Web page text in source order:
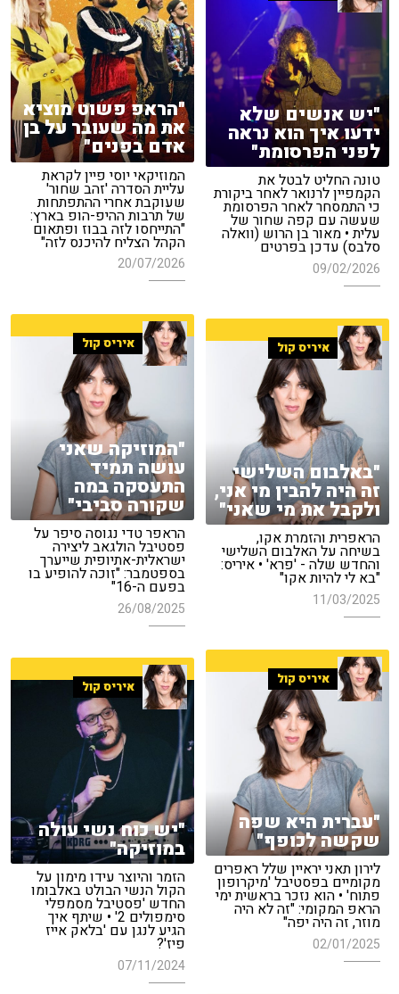
"הראפ פשוט מוציא
את מה שעובר על בן
אדם בפנים"
המוזיקאי יוסי פיין לקראת
עליית הסדרה 'זהב שחור'
שעוקבת אחרי ההתפתחות
של תרבות ההיפ-הופ בארץ:
"התייחסו לזה בבוז ופתאום
הקהל הצליח להיכנס לזה"
20/07/2026
"יש אנשים שלא
ידעו איך הוא נראה
לפני הפרסומת"
טונה החליט לבטל את
הקמפיין לרנואר לאחר ביקורת
כי התמסחר לאחר הפרסומת
שעשה עם קפה שחור של
עלית • מאור בן הרוש (וואלה
סלבס) עדכן בפרטים
09/02/2026
איריס קול
"המוזיקה שאני
עושה תמיד
התעסקה במה
שקורה סביבי"
הראפר טדי נגוסה סיפר על
פסטיבל הולגאב ליצירה
ישראלית-אתיופית שייערך
בספטמבר: "זוכה להופיע בו
בפעם ה-16"
26/08/2025
איריס קול
"באלבום השלישי
זה היה להבין מי אני,
ולקבל את מי שאני"
הראפרית והזמרת אקו,
בשיחה על האלבום השלישי
והחדש שלה - 'פרא' • איריס:
"בא לי להיות אקו"
11/03/2025
איריס קול
"עברית היא שפה
שקשה לכופף"
לירון תאני יראיין שלל ראפרים
מקומיים בפסטיבל 'מיקרופון
פתוח' • הוא נזכר בראשית ימי
הראפ המקומי: "זה לא היה
מוזר, זה היה יפה"
02/01/2025
איריס קול
"יש כוח נשי עולה
במוזיקה"
הזמר והיוצר עידו מימון על
הקול הנשי הבולט באלבומו
החדש 'פסטיבל מסמפלי
סימפולים 2' • שיתף איך
הגיע לנגן עם 'בלאק אייז
פיז'?
07/11/2024